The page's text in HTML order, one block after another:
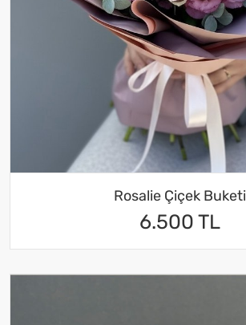
Rosalie Çiçek Buketi
6.500 TL